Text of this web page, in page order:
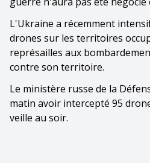
L'Ukraine a récemment
drones sur les territoires
représailles aux
contre son territoire.
Le ministère russe de la
matin avoir intercepté 95
veille au soir.